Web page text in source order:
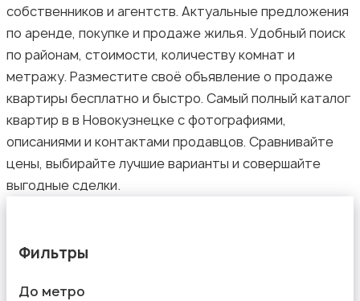
собственников и агентств. Актуальные предложения
по аренде, покупке и продаже жилья. Удобный поиск
по районам, стоимости, количеству комнат и
метражу. Разместите своё объявление о продаже
квартиры бесплатно и быстро. Самый полный каталог
квартир в в Новокузнецке с фотографиями,
описаниями и контактами продавцов. Сравнивайте
цены, выбирайте лучшие варианты и совершайте
выгодные сделки.
Фильтры
До метро